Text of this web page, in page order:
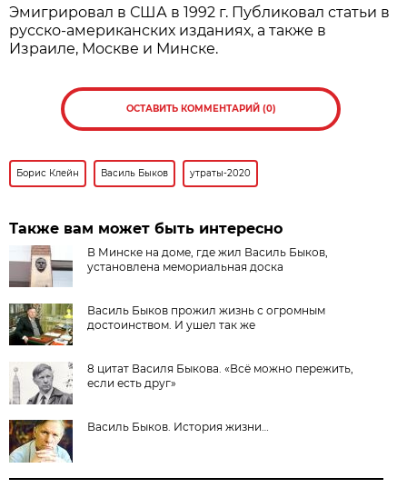
Эмигрировал в США в 1992 г. Публиковал статьи в
русско-американских изданиях, а также в
Израиле, Москве и Минске.
ОСТАВИТЬ КОММЕНТАРИЙ (0)
Борис Клейн Василь Быков утраты-2020
Также вам может быть интересно
В Минске на доме, где жил Василь Быков,
установлена мемориальная доска
Василь Быков прожил жизнь с огромным
достоинством. И ушел так же
8 цитат Василя Быкова. «Всё можно пережить,
если есть друг»
Василь Быков. История жизни…